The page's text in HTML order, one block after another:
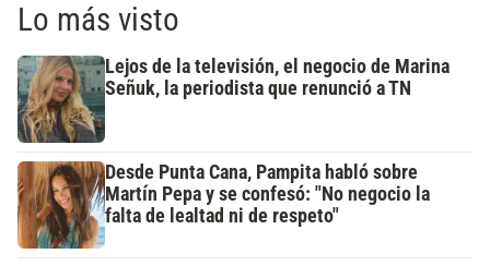
Lo más visto
Lejos de la televisión, el negocio de Marina
Señuk, la periodista que renunció a TN
Desde Punta Cana, Pampita habló sobre
Martín Pepa y se confesó: "No negocio la
falta de lealtad ni de respeto"